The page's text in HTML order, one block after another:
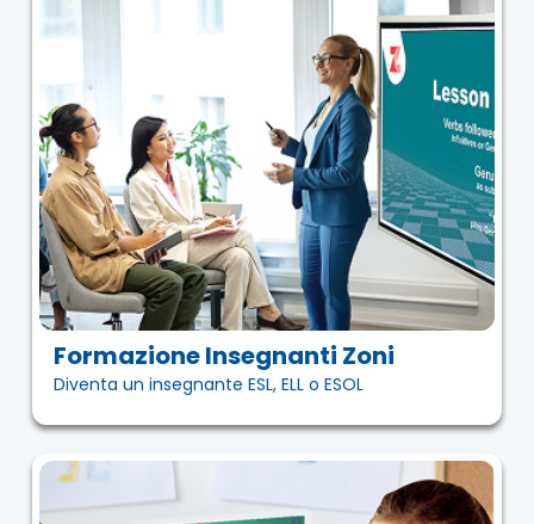
Formazione Insegnanti Zoni
Diventa un insegnante ESL, ELL o ESOL